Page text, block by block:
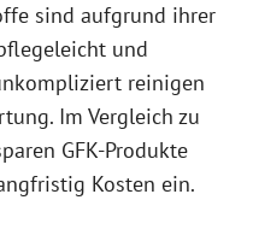
sind aufgrund ihrer
und
reinigen
Im Vergleich zu
GFK-Produkte
Kosten ein.